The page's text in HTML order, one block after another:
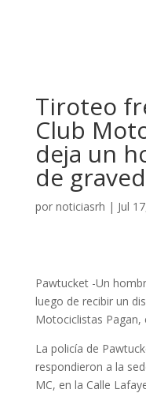
Tiroteo
Club
deja un
de
por noticiasrh | Jul
Pawtucket -Un
luego de recibir un
Motociclistas Pagan,
La policía de
respondieron a la
MC, en la Calle